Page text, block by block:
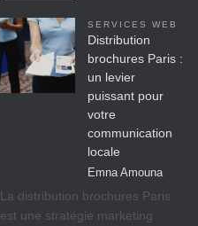
SERVICES WEB
Distribution
brochures Paris :
un levier
puissant pour
votre
communication
locale
Emna Amouna
La distribution brochures Paris
est une stratégie marketing